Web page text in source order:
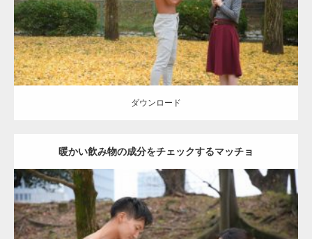
ダウンロード
ダウンロード
暖かい飲み物の成分をチェックするマッチョ
Update:2021.07.8